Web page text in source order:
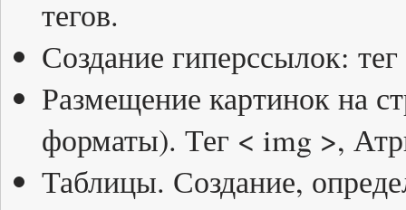
тегов.
Создание гиперссылок:
Размещение картинок на
форматы). Тег < img >,
Таблицы. Создание,